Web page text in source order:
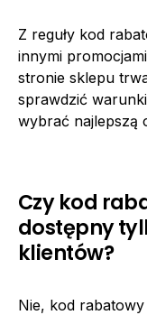
Z reguły kod
innymi
stronie sklepu
sprawdzić
wybrać najlepszą
Czy kod
dostępny
klientów?
Nie, kod